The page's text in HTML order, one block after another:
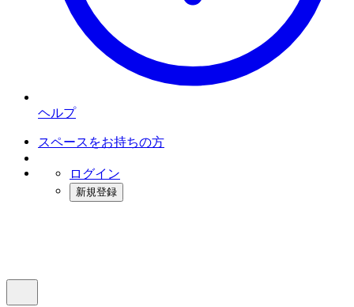
ヘルプ
スペースをお持ちの方
ログイン
新規登録